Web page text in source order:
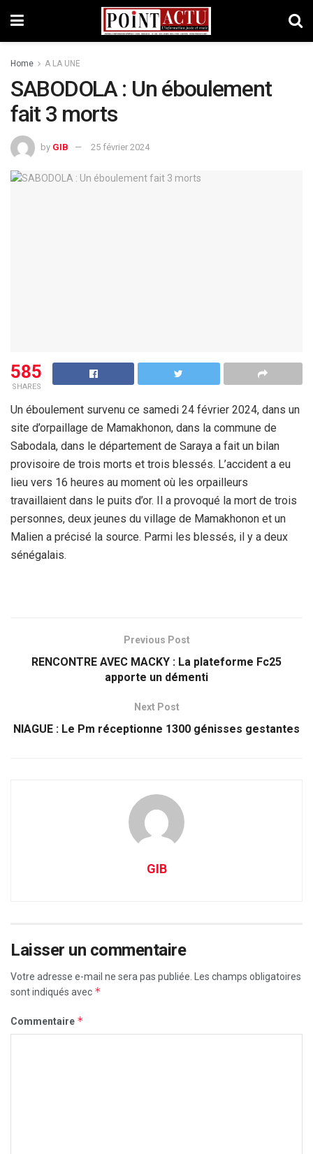
Home A LA UNE
SABODOLA : Un éboulement
fait 3 morts
by GIB 25 février 2024
585
SHARES
Un éboulement survenu ce samedi 24 février 2024, dans un
site d’orpaillage de Mamakhonon, dans la commune de
Sabodala, dans le département de Saraya a fait un bilan
provisoire de trois morts et trois blessés. L’accident a eu
lieu vers 16 heures au moment où les orpailleurs
travaillaient dans le puits d’or. Il a provoqué la mort de trois
personnes, deux jeunes du village de Mamakhonon et un
Malien a précisé la source. Parmi les blessés, il y a deux
sénégalais.
Previous Post
RENCONTRE AVEC MACKY : La plateforme Fc25
apporte un démenti
Next Post
NIAGUE : Le Pm réceptionne 1300 génisses gestantes
GIB
Laisser un commentaire
Votre adresse e-mail ne sera pas publiée. Les champs obligatoires
sont indiqués avec *
Commentaire *